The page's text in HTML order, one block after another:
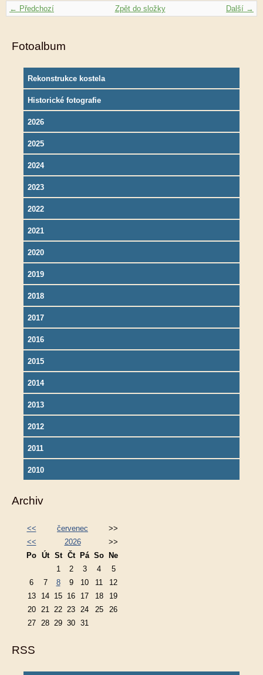
← Předchozí Další →
Zpět do složky
Fotoalbum
Rekonstrukce kostela
Historické fotografie
2026
2025
2024
2023
2022
2021
2020
2019
2018
2017
2016
2015
2014
2013
2012
2011
2010
Archiv
<< červenec
>>
<<
2026
>>
Po Út St Čt Pá So
Ne
1
2 3 4
5
6
7 8 9 10 11
12
13
14 15 16 17 18
19
20
21 22 23 24 25
26
27
28 29 30 31
RSS